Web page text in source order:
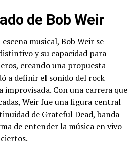
de Bob Weir
musical, Bob Weir se
y su capacidad para
creando una propuesta
a definir el sonido del rock
improvisada. Con una carrera que
Weir fue una figura central
de Grateful Dead, banda
de entender la música en vivo